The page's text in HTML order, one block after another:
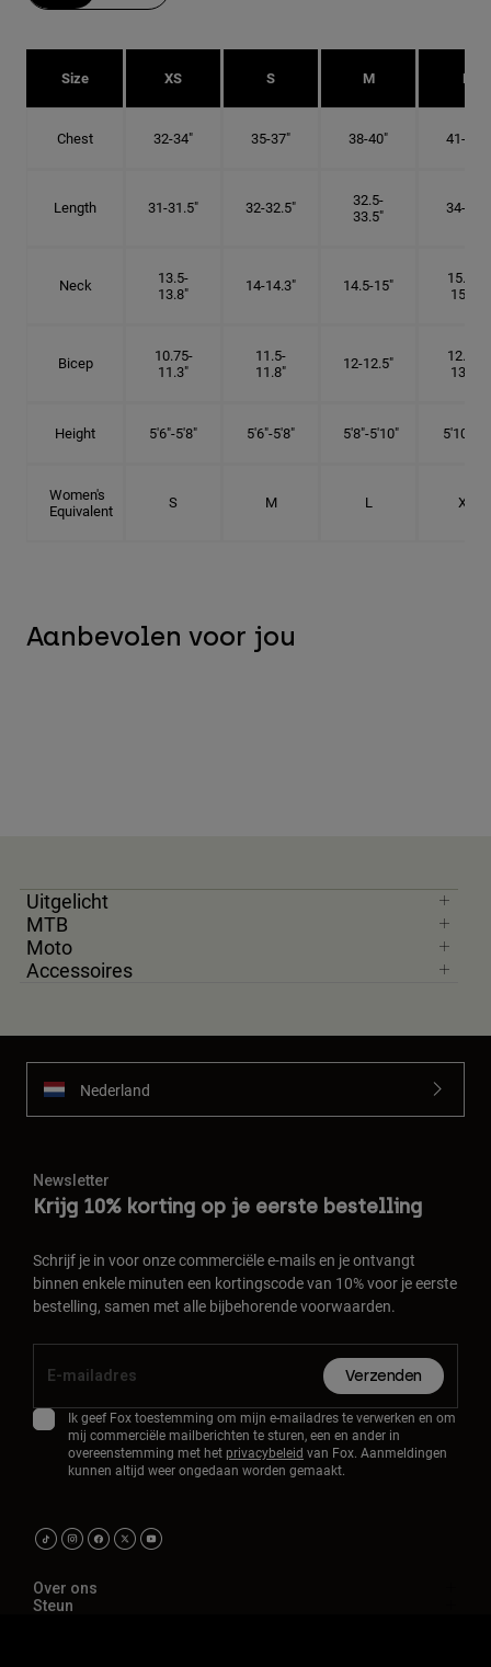
Size XS S M L
Chest 32-34" 35-37" 38-40" 41-43"
Length 31-31.5" 32-32.5"
32.5-
33.5"
34-35"
Neck
13.5-
13.8"
14-14.3" 14.5-15"
15.25-
15.5"
Bicep
10.75-
11.3"
11.5-
11.8"
12-12.5"
12.75-
13.3"
Height 5'6"-5'8" 5'6"-5'8" 5'8"-5'10" 5'10"- 6'
Women's
Equivalent
S M L XL
Aanbevolen voor jou
Uitgelicht
MTB
Moto
Accessoires
Nederland
Newsletter
Krijg 10% korting op je eerste bestelling
Schrijf je in voor onze commerciële e-mails en je ontvangt
binnen enkele minuten een kortingscode van 10% voor je eerste
bestelling, samen met alle bijbehorende voorwaarden.
Verzenden
Ik geef Fox toestemming om mijn e-mailadres te verwerken en om
mij commerciële mailberichten te sturen, een en ander in
overeenstemming met het privacybeleid van Fox. Aanmeldingen
kunnen altijd weer ongedaan worden gemaakt.
Over ons
Steun